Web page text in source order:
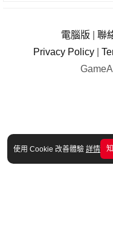
使用 Cookie 改善體驗 詳情
電腦版 聯
Privacy Policy